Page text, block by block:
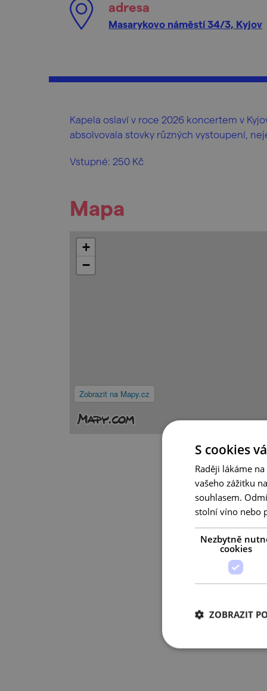
adresa
Masarykovo náměstí 34/3, Kyjov
Kapela oslaví v roce 2026 koncertem v
absolvovala stovky různých vystoupení,
Vstupné: 250 Kč
Mapa
Zobrazit na Mapy.cz
+
−
S cookies
Raději lákáme
vašeho zážitku
souhlasem.
stolní víno nebo
Nezbytně
cookies
ZOBRAZIT